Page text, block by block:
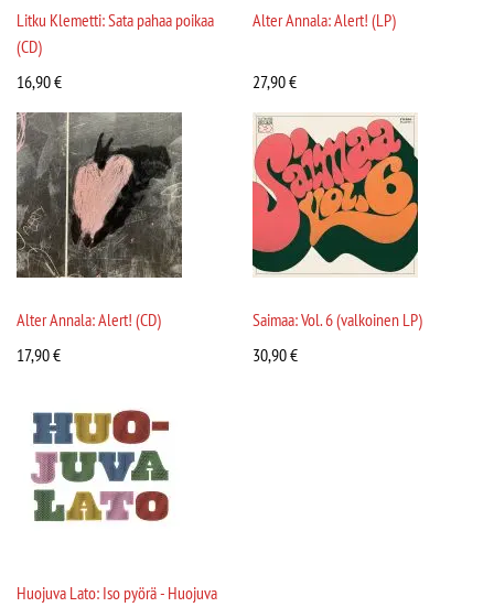
Litku Klemetti: Sata pahaa poikaa
(CD)
16,90€
Alter Annala: Alert! (LP)
27,90€
Alter Annala: Alert! (CD)
17,90€
Saimaa: Vol. 6 (valkoinen LP)
30,90€
Huojuva Lato: Iso pyörä - Huojuva